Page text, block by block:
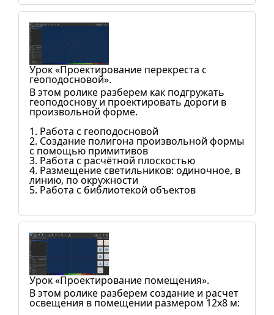
Урок «Проектирование перекреста с
геоподосновой».
В этом ролике разберем как подгружать
геоподоснову и проектировать дороги в
произвольной форме.
1. Работа с геоподосновой
2. Создание полигона произвольной формы
с помощью примитивов
3. Работа с расчётной плоскостью
4. Размещение светильников: одиночное, в
линию, по окружности
5. Работа с библиотекой объектов
Урок «Проектирование помещения».
В этом ролике разберем создание и расчет
освещения в помещении размером 12х8 м: